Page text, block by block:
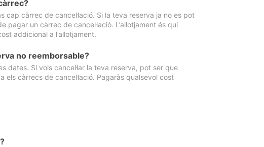
cap càrrec de cancel·lació. Si la teva reserva ja no es pot
pagar un càrrec de cancel·lació. L’allotjament és qui
addicional a l’allotjament.
no reemborsable?
dates. Si vols cancel·lar la teva reserva, pot ser que
els càrrecs de cancel·lació. Pagaràs qualsevol cost